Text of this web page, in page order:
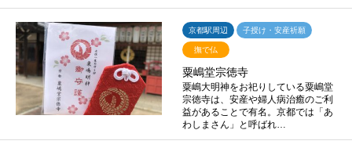
京都駅周辺 子授け・安産祈願
撫で仏
粟嶋堂宗徳寺
粟嶋大明神をお祀りしている粟嶋堂
宗徳寺は、安産や婦人病治癒のご利
益があることで有名。京都では「あ
わしまさん」と呼ばれ…